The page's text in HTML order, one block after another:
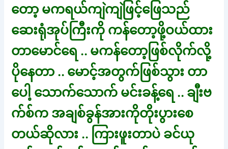
တော့ မကရယ်ကျဲကျဲဖြင့်ဖြေသည်
ဆေးရုံအုပ်ကြီးကို ကန်တော့ဖို့ဝယ်ထား
တာမောင်ရေ .. မကန်တော့ဖြစ်လိုက်လို့
ပိုနေတာ .. မောင့်အတွက်ဖြစ်သွား တာ
ပေါ့ သောက်သောက် မင်းခန့်ရေ .. ချီးဗ
က်စ်က အချစ်ခွန်အားကိုတိုးပွားစေ
တယ်ဆိုလား .. ကြားဖူးတာပဲ ခင်ယု